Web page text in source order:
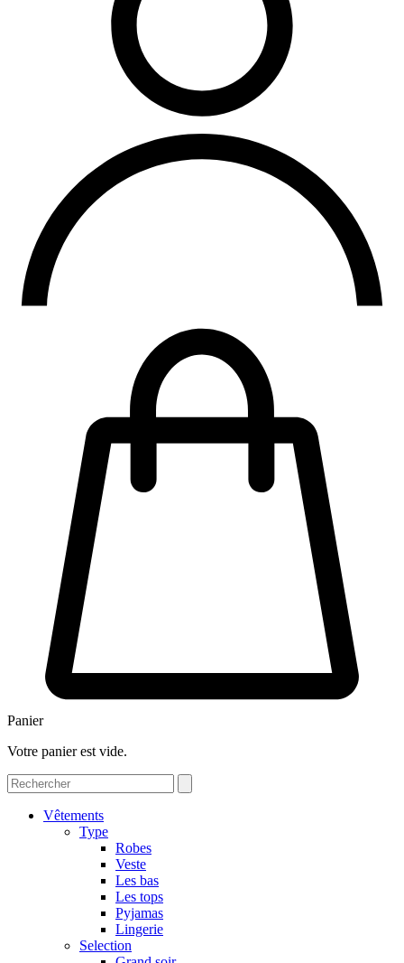
Panier
Votre panier est vide.
Vêtements
Type
Robes
Veste
Les bas
Les tops
Pyjamas
Lingerie
Selection